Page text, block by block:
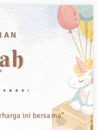
ini bersama"